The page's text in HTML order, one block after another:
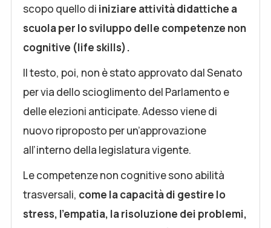
scopo quello di iniziare attività didattiche a
scuola per lo sviluppo delle competenze non
cognitive (life skills).
Il testo, poi, non è stato approvato dal Senato
per via dello scioglimento del Parlamento e
delle elezioni anticipate. Adesso viene di
nuovo riproposto per un’approvazione
all’interno della legislatura vigente.
Le competenze non cognitive sono abilità
trasversali, come la capacità di gestire lo
stress, l’empatia, la risoluzione dei problemi,